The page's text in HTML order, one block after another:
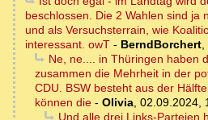
beschlossen. Die 2 Wahlen sind ja
und als Versuchsterrain, wie
interessant. owT - BerndBorchert,
Ne, ne.... in Thüringen haben
zusammen die Mehrheit in der
CDU. BSW besteht aus der
können die - Olivia, 02.09.2024,
Und alle drei Links-Parteien